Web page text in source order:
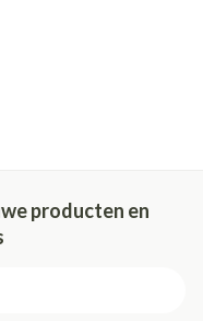
producten en